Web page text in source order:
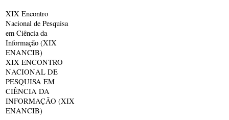
XIX Encontro
Nacional de Pesquisa
em Ciência da
Informação (XIX
ENANCIB)
XIX ENCONTRO
NACIONAL DE
PESQUISA EM
CIÊNCIA DA
INFORMAÇÃO (XIX
ENANCIB)